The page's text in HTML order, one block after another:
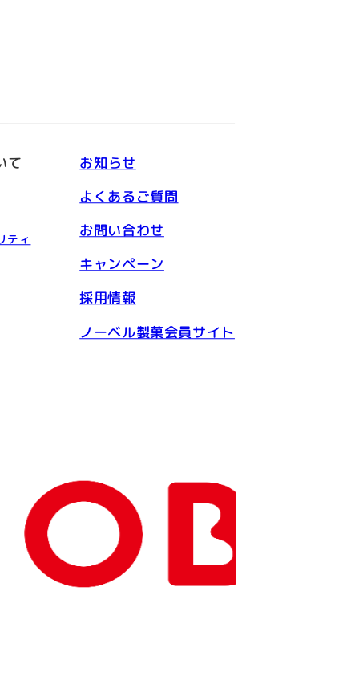
て
ティ
お知らせ
よくあるご質問
お問い合わせ
キャンペーン
採用情報
ノーベル製菓会員サイト